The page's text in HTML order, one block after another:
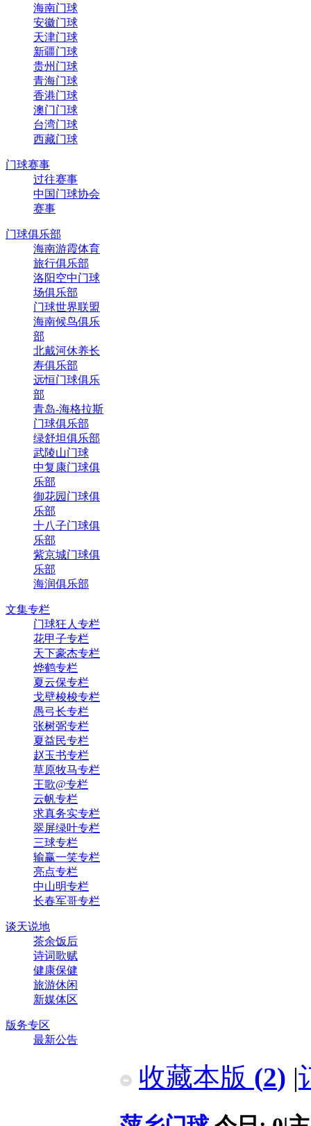
海南门球
安徽门球
天津门球
新疆门球
贵州门球
青海门球
香港门球
澳门门球
台湾门球
西藏门球
门球赛事
过往赛事
中国门球协会
赛事
门球俱乐部
海南游霞体育
旅行俱乐部
洛阳空中门球
场俱乐部
门球世界联盟
海南候鸟俱乐
部
北戴河休养长
寿俱乐部
远恒门球俱乐
部
青岛-海格拉斯
门球俱乐部
绿舒坦俱乐部
武陵山门球
中复康门球俱
乐部
御花园门球俱
乐部
十八子门球俱
乐部
紫京城门球俱
乐部
海润俱乐部
文集专栏
门球狂人专栏
花甲子专栏
天下豪杰专栏
烨鹤专栏
夏云保专栏
戈壁梭梭专栏
愚弓长专栏
张树弼专栏
夏益民专栏
赵玉书专栏
草原牧马专栏
王歌@专栏
云帆专栏
求真务实专栏
翠屏绿叶专栏
三球专栏
输赢一笑专栏
亮点专栏
中山明专栏
长春军哥专栏
谈天说地
茶余饭后
诗词歌赋
健康保健
旅游休闲
新媒体区
版务专区
最新公告
收藏本版 (2) |